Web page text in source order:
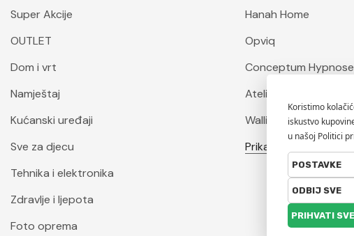
Uredska oprema
Umjetnost i zabava
Odrasli
Super Akcije
OUTLET
Dom i vrt
Namještaj
Kućanski uređaji
Sve za djecu
Tehnika i elektronika
Zdravlje i ljepota
Foto oprema
Hanah Home
Opviq
Conceptum Hypnose
Atelier Del Sofa
Wallity
Prikaži sve